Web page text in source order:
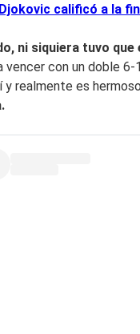
calificó a la
ni siquiera tuvo
con un doble 6-
realmente es